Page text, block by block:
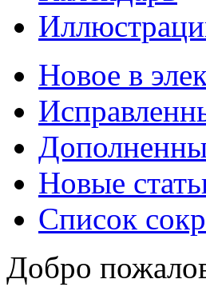
Новое в
Новые
Список
Добро